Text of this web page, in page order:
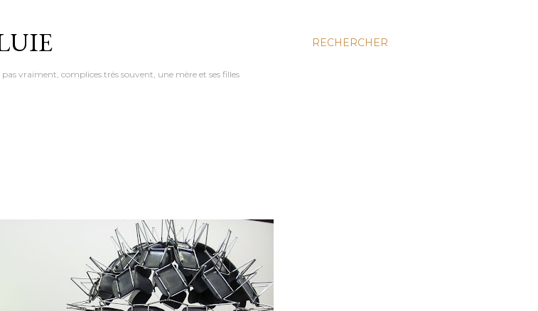
RECHERCHER
vraiment, complices très souvent, une mère et ses filles